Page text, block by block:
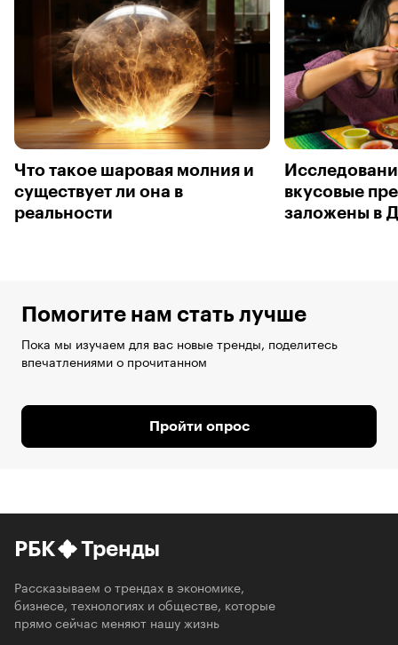
Что такое шаровая молния и
существует ли она в
реальности
вкусовые
заложены в
Помогите нам стать лучше
Пока мы изучаем для вас новые тренды, поделитесь
впечатлениями о прочитанном
Пройти опрос
РБК Тренды
Рассказываем о трендах в экономике,
бизнесе, технологиях и обществе, которые
прямо сейчас меняют нашу жизнь